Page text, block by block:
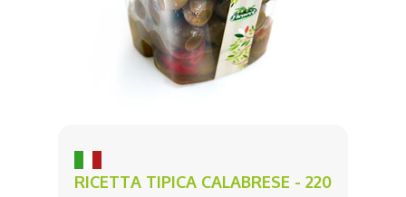
RICETTA TIPICA CALABRESE - 220